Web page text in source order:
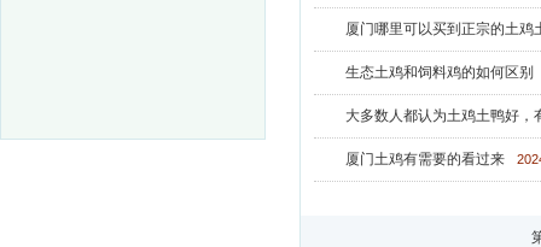
厦门哪里可以买到正宗的土鸡
生态土鸡和饲料鸡的如何区别
大多数人都认为土鸡土鸭好，
厦门土鸡有需要的看过来